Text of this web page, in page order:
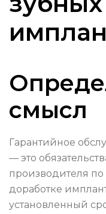
смысл
Гарантийное
— это
производителя
доработке
установленный